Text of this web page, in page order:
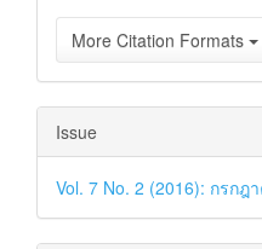
More Citation Formats
Issue
Vol. 7 No. 2 (2016): กรกฎ